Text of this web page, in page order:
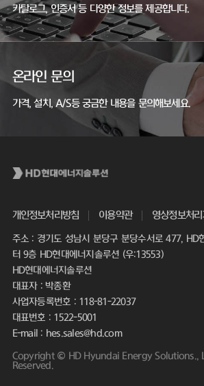
카탈로그, 인증서 등 다양한 정보를 제공합니다.
온라인 문의
가격, 설치, A/S등 궁금한 내용을 문의해보세요.
개인정보처리방침 이용약관 영상정보처
주소 : 경기도 성남시 분당구 분당수서로 477, HD
터 9층 HD현대에너지솔루션 (우:13553)
HD현대에너지솔루션
대표자 : 박종환
사업자등록번호 : 118-81-22037
대표번호 : 1522-5001
E-mail : hes.sales@hd.com
Copyright © HD Hyundai Energy Solutions.,
Reserved.